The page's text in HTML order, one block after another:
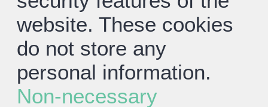
website. These cookies
do not store any
personal information.
Non-necessary